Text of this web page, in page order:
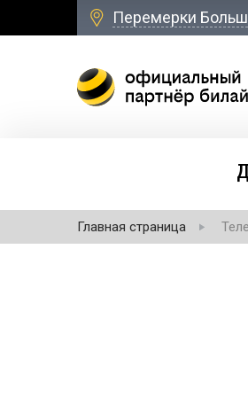
Перемерки
Главная страница